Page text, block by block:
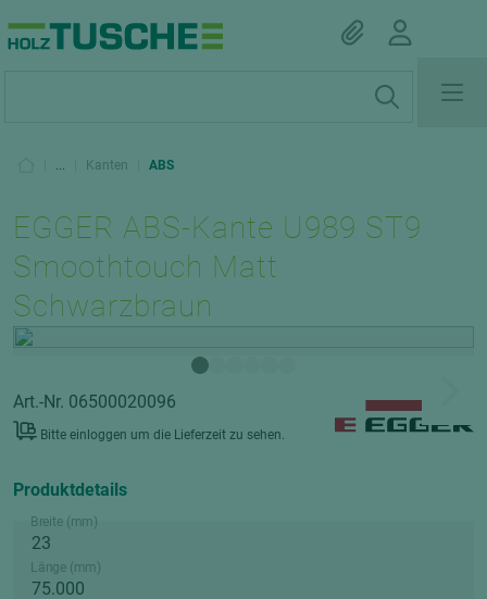
... Kanten ABS
EGGER ABS-Kante U989 ST9
Smoothtouch Matt
Schwarzbraun
Art.-Nr. 06500020096
Bitte einloggen um die Lieferzeit zu sehen.
Produktdetails
Breite (mm)
Länge (mm)